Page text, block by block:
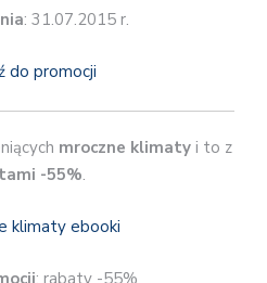
: 31.07.2015 r.
do promocji
mroczne klimatyi to z
-55%.
: rabaty -55%